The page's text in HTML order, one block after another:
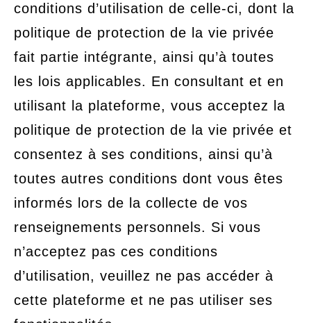
conditions d’utilisation de celle-ci, dont la
politique de protection de la vie privée
fait partie intégrante, ainsi qu’à toutes
les lois applicables. En consultant et en
utilisant la plateforme, vous acceptez la
politique de protection de la vie privée et
consentez à ses conditions, ainsi qu’à
toutes autres conditions dont vous êtes
informés lors de la collecte de vos
renseignements personnels. Si vous
n’acceptez pas ces conditions
d’utilisation, veuillez ne pas accéder à
cette plateforme et ne pas utiliser ses